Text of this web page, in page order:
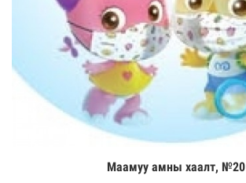
Цааш үзэхМаамуу амны хаалт, №20